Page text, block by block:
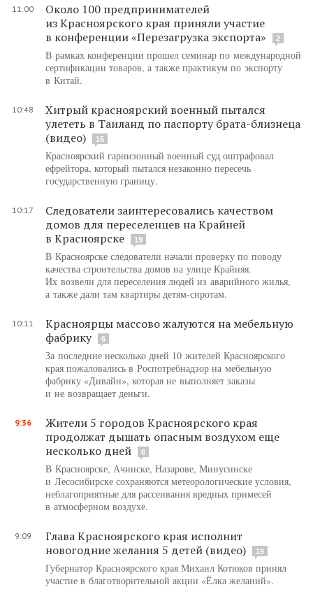
11:00
Около 100 предпринимателей
из Красноярского края приняли участие
в конференции «Перезагрузка экспорта»
2
В рамках конференции прошел семинар по международной
сертификации товаров, а также практикум по экспорту
в Китай.
10:48
Хитрый красноярский военный пытался
улететь в Таиланд по паспорту брата-близнеца
(видео)
15
Красноярский гарнизонный военный суд оштрафовал
ефрейтора, который пытался незаконно пересечь
государственную границу.
10:17
Следователи заинтересовались качеством
домов для переселенцев на Крайней
в Красноярске
19
В Красноярске следователи начали проверку по поводу
качества строительства домов на улице Крайняя.
Их возвели для переселения людей из аварийного жилья,
а также дали там квартиры детям-сиротам.
10:11
Красноярцы массово жалуются на мебельную
фабрику
6
За последние несколько дней 10 жителей Красноярского
края пожаловались в Роспотребнадзор на мебельную
фабрику «Дивайн», которая не выполняет заказы
и не возвращает деньги.
9:36
Жители 5 городов Красноярского края
продолжат дышать опасным воздухом еще
несколько дней
6
В Красноярске, Ачинске, Назарове, Минусинске
и Лесосибирске сохраняются метеорологические условия,
неблагоприятные для рассеивания вредных примесей
в атмосферном воздухе.
9:09
Глава Красноярского края исполнит
новогодние желания 5 детей (видео)
19
Губернатор Красноярского края Михаил Котюков принял
участие в благотворительной акции «Ёлка желаний».